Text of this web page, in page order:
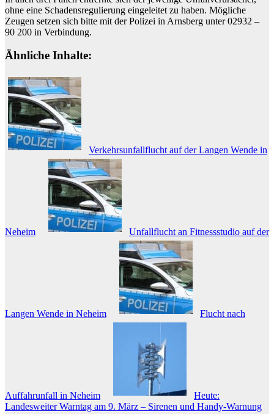
ohne eine Schadensregulierung eingeleitet zu haben. Mögliche
Zeugen setzen sich bitte mit der Polizei in Arnsberg unter 02932 –
90 200 in Verbindung.
Ähnliche Inhalte:
Verkehrsunfallflucht auf der Langen Wende in
Neheim Unfallflucht an Fitnessstudio auf der
Langen Wende in Neheim Flucht nach
Auffahrunfall in Neheim
Heute:
Landesweiter Warntag am 9. März – Sirenen und Handy-Warnung